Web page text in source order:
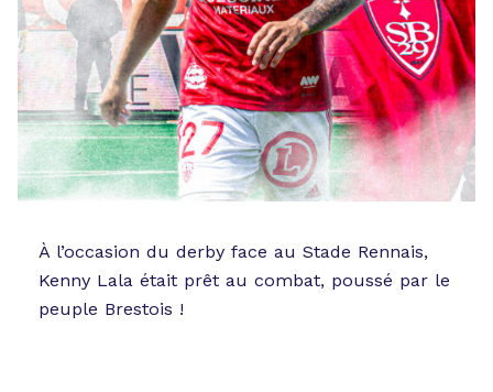
À l’occasion du derby face au Stade Rennais,
Kenny Lala était prêt au combat, poussé par le
peuple Brestois !